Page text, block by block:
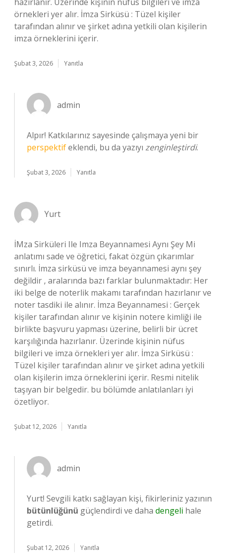
örnekleri yer alır. İmza Sirküsü : Tüzel kişiler
tarafından alınır ve şirket adına yetkili olan kişilerin
imza örneklerini içerir.
Şubat 3, 2026 Yanıtla
admin
Alpır! Katkılarınız sayesinde çalışmaya yeni bir
perspektifeklendi, bu da yazıyı zenginleştirdi.
Şubat 3, 2026 Yanıtla
Yurt
İMza Sirküleri Ile Imza Beyannamesi Aynı Şey Mi
anlatımı sade ve öğretici, fakat özgün çıkarımlar
sınırlı. İmza sirküsü ve imza beyannamesi aynı şey
değildir , aralarında bazı farklar bulunmaktadır: Her
iki belge de noterlik makamı tarafından hazırlanır ve
noter tasdiki ile alınır. İmza Beyannamesi : Gerçek
kişiler tarafından alınır ve kişinin notere kimliği ile
birlikte başvuru yapması üzerine, belirli bir ücret
karşılığında hazırlanır. Üzerinde kişinin nüfus
bilgileri ve imza örnekleri yer alır. İmza Sirküsü :
Tüzel kişiler tarafından alınır ve şirket adına yetkili
olan kişilerin imza örneklerini içerir. Resmi nitelik
taşıyan bir belgedir. bu bölümde anlatılanları iyi
özetliyor.
Şubat 12, 2026 Yanıtla
admin
Yurt! Sevgili katkı sağlayan kişi, fikirleriniz yazının
bütünlüğünü güçlendirdi ve daha dengeli hale
getirdi.
Şubat 12, 2026 Yanıtla